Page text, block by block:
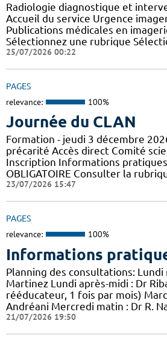
Radiologie diagnostique et
Accueil du service Urgence
Publications médicales en
Sélectionnez une rubrique
25/07/2026 00:22
PAGES
relevance: 100%
Journée du CLAN
Formation - jeudi 3 décembre
précarité Accès direct Comité
Inscription Informations pratiques
OBLIGATOIRE Consulter la
23/07/2026 15:47
PAGES
relevance: 100%
Informations
Planning des consultations: Lundi
Martinez Lundi après-midi : Dr
rééducateur, 1 fois par mois)
Andréani Mercredi matin : Dr R.
21/07/2026 19:50